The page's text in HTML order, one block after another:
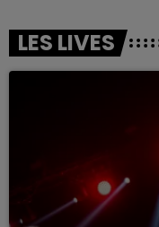
LES LIVES